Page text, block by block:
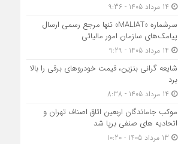
سرشماره «MALIAT» تنها مرجع رسمی ارسال
پیامک‌های سازمان امور مالیاتی
شایعه گرانی بنزین، قیمت خودروهای برقی را بالا
برد
موکب جاماندگان اربعین اتاق اصناف تهران و
اتحادیه های صنفی برپا شد